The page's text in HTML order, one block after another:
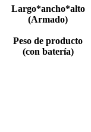
Largo*ancho*alto
(Armado)
Peso de producto
(con batería)